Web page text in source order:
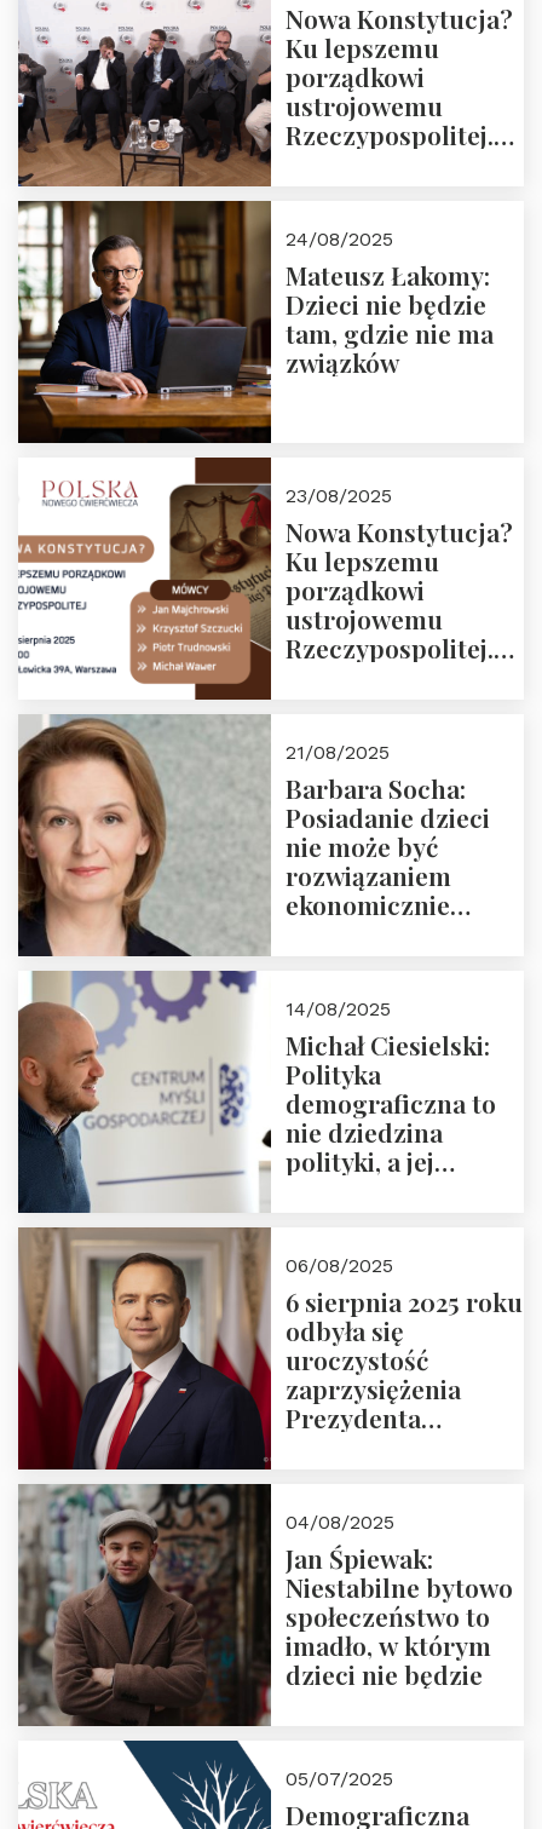
Nowa Konstytucja?
Ku lepszemu
porządkowi
ustrojowemu
Rzeczypospolitej.
24/08/2025
Mateusz Łakomy:
Dzieci nie będzie
tam, gdzie nie ma
związków
23/08/2025
Nowa Konstytucja?
Ku lepszemu
porządkowi
ustrojowemu
Rzeczypospolitej.
Nowego
Ćwierćwiecza”
21/08/2025
Barbara Socha:
Posiadanie dzieci
nie może być
rozwiązaniem
ekonomicznie
14/08/2025
Michał Ciesielski:
Polityka
demograficzna to
nie dziedzina
polityki, a jej
06/08/2025
6 sierpnia 2025 roku
odbyła się
uroczystość
zaprzysiężenia
Prezydenta
Nawrockiego
04/08/2025
Jan Śpiewak:
Niestabilne bytowo
społeczeństwo to
imadło, w którym
dzieci nie będzie
05/07/2025
Demograficzna